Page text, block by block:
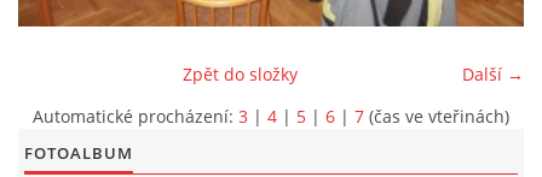
SH ČMS - Sbor dobrovolných hasičů Havlovice
Další →
Zpět do složky
Automatické procházení: 3 | 4 | 5 | 6 | 7 (čas ve vteřinách)
FOTOALBUM